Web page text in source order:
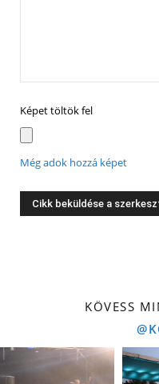
Képet töltök fel
Még adok hozzá képet
KÖVESS